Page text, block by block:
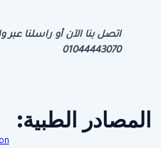
اتصل بنا الآن أو راسلنا
01044443070
المصادر الطبية: